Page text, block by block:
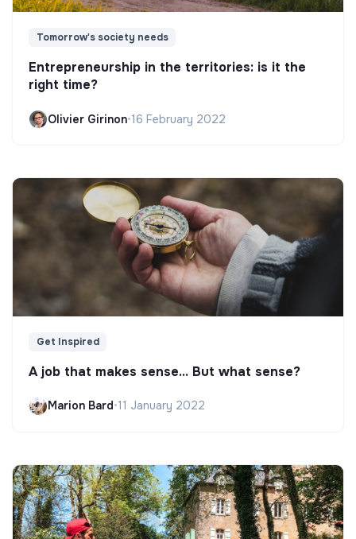
Tomorrow's society needs
Entrepreneurship in the territories: is it the
right time?
Olivier Girinon•16 February 2022
Get Inspired
A job that makes sense... But what sense?
Marion Bard•11 January 2022